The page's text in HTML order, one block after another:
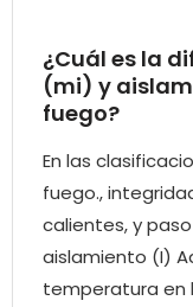
¿Cuál es la
(mi) y
fuego?
En las
fuego.,
calientes, y
aislamiento (I)
temperatura en